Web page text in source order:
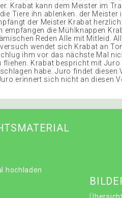
Krabat kann dem Meister im
Tiere ihn ablenken. der Meister
der Meister Krabat
empfangen die Mühlknappen
Reden Alle mit Mitleid.
wendet sich Krabat an
ihm vor das nächste Mal
fliehen. Krabat bespricht mit
habe. Juro findet diesen
erinnert sich nicht an diesen
hochladen